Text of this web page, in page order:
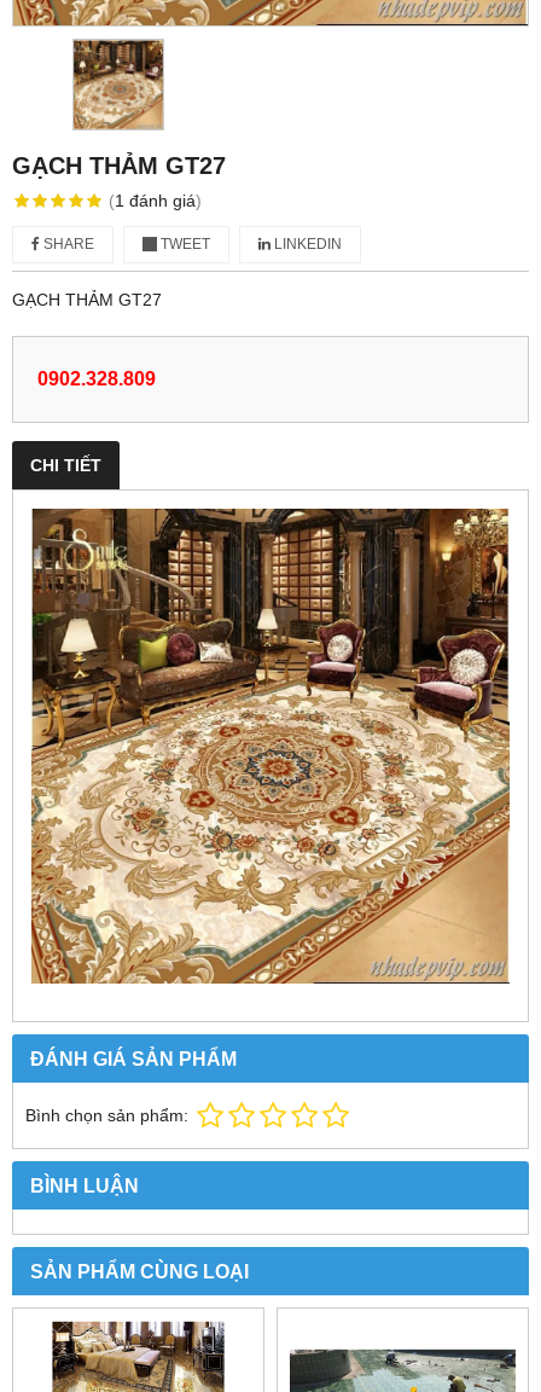
GẠCH THẢM GT27
(1 đánh giá)
SHARE TWEET LINKEDIN
GẠCH THẢM GT27
0902.328.809
CHI TIẾT
ĐÁNH GIÁ SẢN PHẨM
Bình chọn sản phẩm:
BÌNH LUẬN
SẢN PHẨM CÙNG LOẠI